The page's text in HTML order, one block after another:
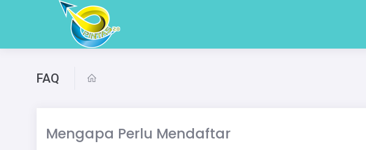
FAQ
Mengapa Perlu Mendaftar